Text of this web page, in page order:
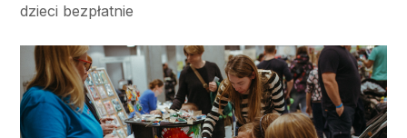
dzieci bezpłatnie